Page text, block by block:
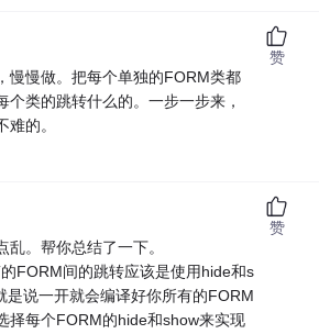
慢慢做。把每个单独的FORM类都
个类的跳转什么的。一步一步来，
难的。
赞
乱。帮你总结了一下。
FORM间的跳转应该是使用hide和s
是说一开就会编译好你所有的FORM
择每个FORM的hide和show来实现
赞